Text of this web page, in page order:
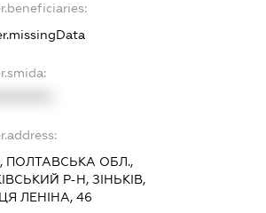
ПОЛТАВСЬКА ОБЛ.,
Р-Н, ЗІНЬКІВ,
ЛЕНІНА, 46